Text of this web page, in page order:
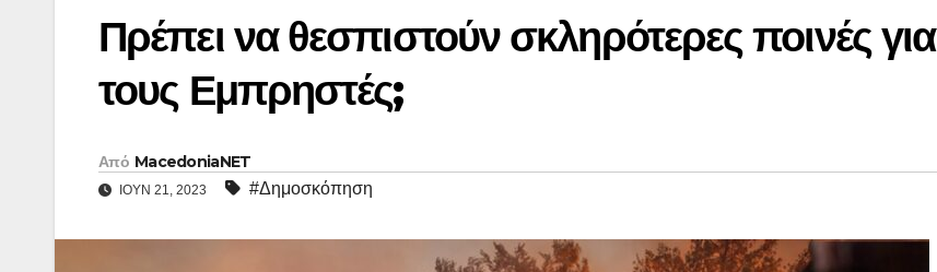
Πρέπει να θεσπιστούν σκληρότερες ποινές για
τους Εμπρηστές;
Από MacedoniaNET
ΙΟΎΝ 21, 2023 #Δημοσκόπηση